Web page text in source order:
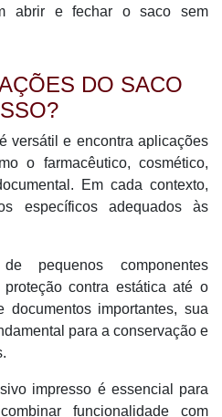
abrir e fechar o saco sem
DO SACO
versátil e encontra aplicações
o farmacêutico, cosmético,
Em cada contexto,
específicos adequados às
pequenos componentes
contra estática até o
importantes, sua
para a conservação e
impresso é essencial para
funcionalidade com